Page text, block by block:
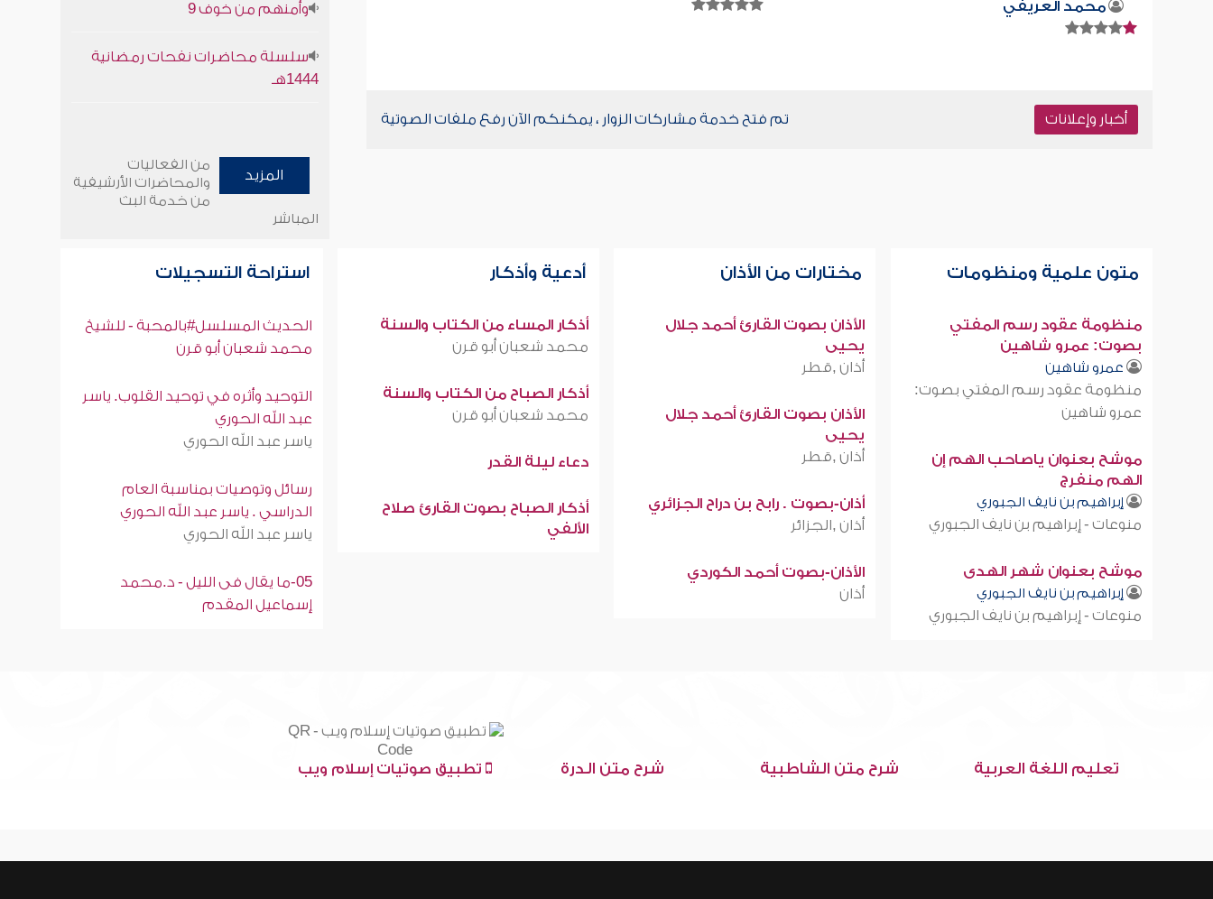
أخبار وإعلانات تم فتح خدمة مشاركات الزوار ، يمكنكم الآن رفع ملفات الصوتية
وأمنهم من خوف 9
سلسلة محاضرات نفحات رمضانية
1444هـ
المزيد
من الفعاليات
والمحاضرات الأرشيفية
من خدمة البث
المباشر
متون علمية ومنظومات
منظومة عقود رسم المفتي
بصوت: عمرو شاهين
عمرو شاهين
منظومة عقود رسم المفتي بصوت:
عمرو شاهين
موشح بعنوان ياصاحب الهم إن
الهم منفرج
إبراهيم بن نايف الجبوري
منوعات - إبراهيم بن نايف الجبوري
موشح بعنوان شهر الهدى
إبراهيم بن نايف الجبوري
منوعات - إبراهيم بن نايف الجبوري
مختارات من الأذان
الأذان بصوت القارئ أحمد جلال
يحيى
أذان ,قطر
الأذان بصوت القارئ أحمد جلال
يحيى
أذان ,قطر
أذان-بصوت . رابح بن دراح الجزائري
أذان ,الجزائر
الأذان-بصوت أحمد الكوردي
أذان
أدعية وأذكار
أذكار المساء من الكتاب والسنة
محمد شعبان أبو قرن
أذكار الصباح من الكتاب والسنة
محمد شعبان أبو قرن
دعاء ليلة القدر
أذكار الصباح بصوت القارئ صلاح
الألفي
استراحة التسجيلات
الحديث المسلسل#بالمحبة - للشيخ
محمد شعبان أبو قرن
التوحيد وأثره في توحيد القلوب. ياسر
عبد الله الحوري
ياسر عبد الله الحوري
رسائل وتوصيات بمناسبة العام
الدراسي . ياسر عبد الله الحوري
ياسر عبد الله الحوري
05-ما يقال فى الليل - د.محمد
إسماعيل المقدم
تعليم اللغة العربية شرح متن الشاطبية شرح متن الدرة تطبيق صوتيات إسلام ويب